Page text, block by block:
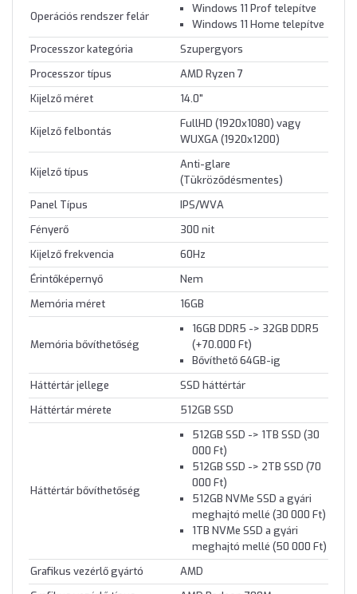
Operációs rendszer felár
Windows 11 Prof telepítve
Windows 11 Home telepítve
Processzor kategória
Szupergyors
Processzor típus
AMD Ryzen 7
Kijelző méret
14.0"
Kijelző felbontás
FullHD (1920x1080) vagy
WUXGA (1920x1200)
Kijelző típus
Anti-glare
(Tükröződésmentes)
Panel Típus
IPS/WVA
Fényerő
300 nit
Kijelző frekvencia
60Hz
Érintőképernyő
Nem
Memória méret
16GB
Memória bővíthetőség
16GB DDR5 -> 32GB DDR5
(+70.000 Ft)
Bővíthető 64GB-ig
Háttértár jellege
SSD háttértár
Háttértár mérete
512GB SSD
Háttértár bővíthetőség
512GB SSD -> 1TB SSD (30
000 Ft)
512GB SSD -> 2TB SSD (70
000 Ft)
512GB NVMe SSD a gyári
meghajtó mellé (30 000 Ft)
1TB NVMe SSD a gyári
meghajtó mellé (50 000 Ft)
Grafikus vezérlő gyártó
AMD